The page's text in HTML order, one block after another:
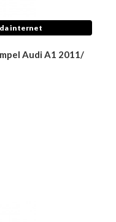
internet
Audi A1 2011/